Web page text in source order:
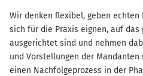
Wir denken flexibel, geben echten
sich für die Praxis eignen, auf das
ausgerichtet sind und nehmen
und Vorstellungen der
einen Nachfolgeprozess in der